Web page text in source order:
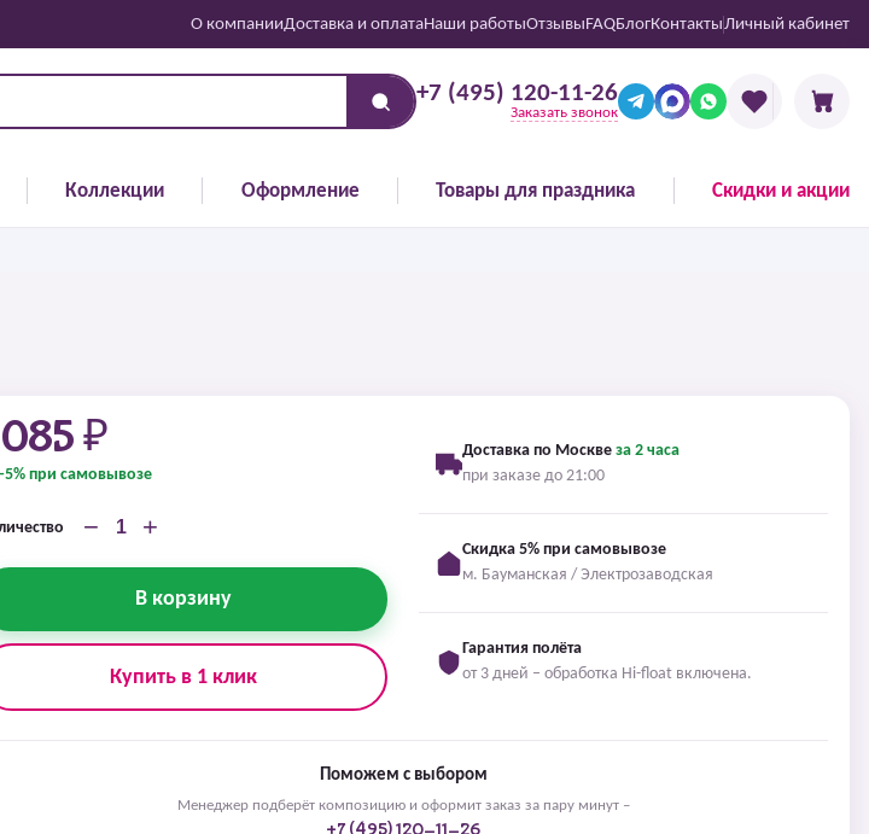
О компанииДоставка и оплатаНаши работыОтзывыFAQБлогКонтактыЛичный кабинет
+7 (495) 120-11-26
Заказать звонок
Коллекции Оформление Товары для праздника Скидки и акции
085 ₽
при самовывозе
− +
В корзину
Купить в 1 клик
Доставка по Москве за 2 часа
при заказе до 21:00
Скидка 5% при самовывозе
м. Бауманская / Электрозаводская
Гарантия полёта
от 3 дней – обработка Hi-float включена.
Поможем с выбором
Менеджер подберёт композицию и оформит заказ за пару минут –